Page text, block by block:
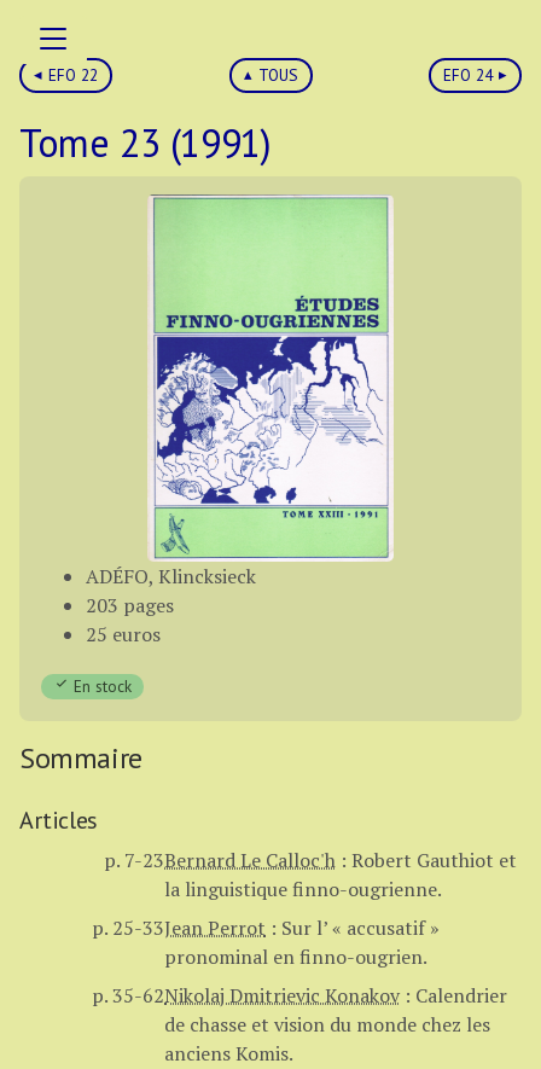
EFO 22 TOUS EFO 24
Tome 23 (1991)
ADÉFO, Klincksieck
203 pages
25 euros
En stock
Sommaire
Articles
p. 7-23Bernard Le Calloc'h : Robert Gauthiot et
la linguistique finno-ougrienne.
p. 25-33Jean Perrot : Sur l’ « accusatif »
pronominal en finno-ougrien.
p. 35-62Nikolaj Dmitrievic Konakov : Calendrier
de chasse et vision du monde chez les
anciens Komis.